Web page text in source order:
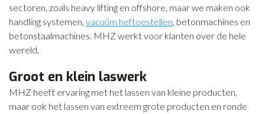
OVER MHZ
REFERENTIES
VACATURES
OFFERTE
sectoren, zoals heavy lifting en offshore, maar we maken ook
handling systemen, vacuüm heftoestellen, betonmachines en
betonstaalmachines. MHZ werkt voor klanten over de hele
wereld.
Groot en klein laswerk
MHZ heeft ervaring met het lassen van kleine producten,
maar ook het lassen van extreem grote producten en ronde